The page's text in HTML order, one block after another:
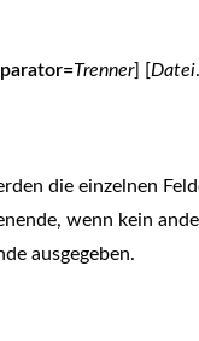
Trenner] [Datei
die einzelnen
wenn kein
ausgegeben.